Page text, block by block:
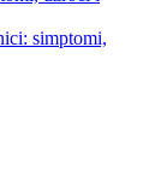
simptomi,